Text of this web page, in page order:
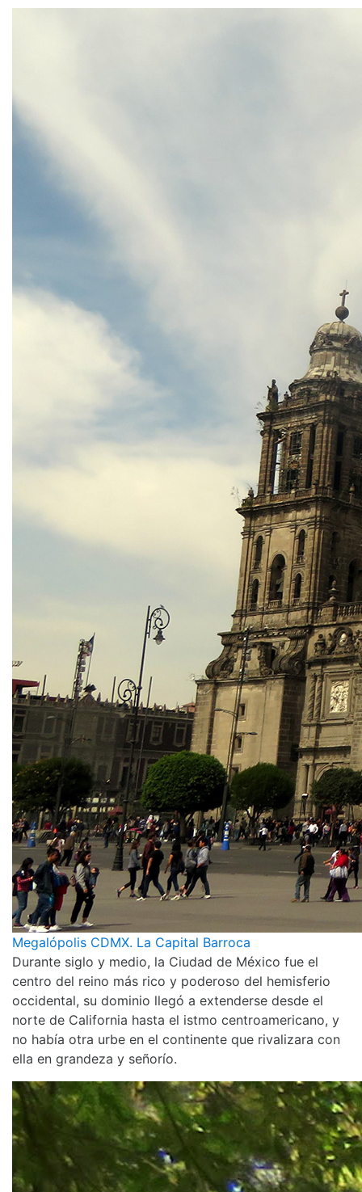
Megalópolis CDMX. La Capital Barroca
Durante siglo y medio, la Ciudad de México fue el
centro del reino más rico y poderoso del hemisferio
occidental, su dominio llegó a extenderse desde el
norte de California hasta el istmo centroamericano, y
no había otra urbe en el continente que rivalizara con
ella en grandeza y señorío.